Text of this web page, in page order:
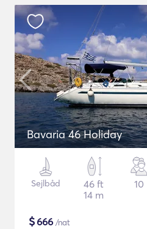
Bavaria 46 Holiday
Sejlbåd
46 ft
14 m
10
$666 /nat